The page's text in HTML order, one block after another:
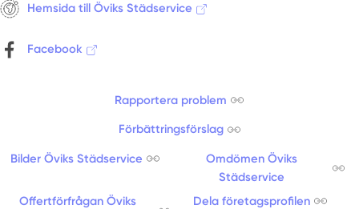
Hemsida till Öviks Städservice
Facebook
Rapportera problem
Förbättringsförslag
Bilder Öviks Städservice
Omdömen Öviks
Städservice
Offertförfrågan Öviks
Dela företagsprofilen